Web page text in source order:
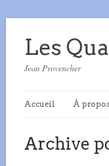
Les
Jean Provencher
Accueil À propos
Archive